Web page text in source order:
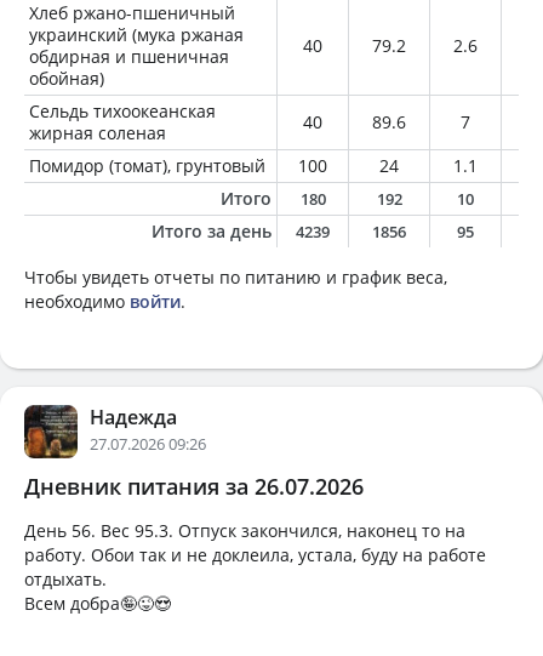
Хлеб ржано-пшеничный
украинский (мука ржаная
обдирная и пшеничная
обойная)
40 79.2 2.6
Сельдь тихоокеанская
жирная соленая
40 89.6 7
Помидор (томат), грунтовый
100 24 1.1
Итого
180 192 10
Итого за день 4239 1856 95
Чтобы увидеть отчеты по питанию и график веса,
необходимо войти.
Надежда
27.07.2026 09:26
Дневник питания за 26.07.2026
День 56. Вес 95.3. Отпуск закончился, наконец то на
работу. Обои так и не доклеила, устала, буду на работе
отдыхать.
Всем добра🤪😜😍